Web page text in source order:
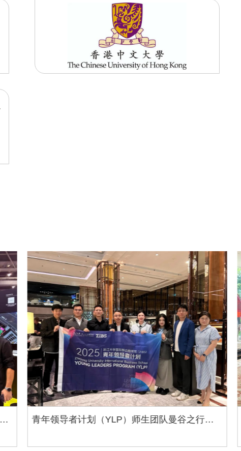
行在ZIBS | 青年领导者计划（YLP）师生团队